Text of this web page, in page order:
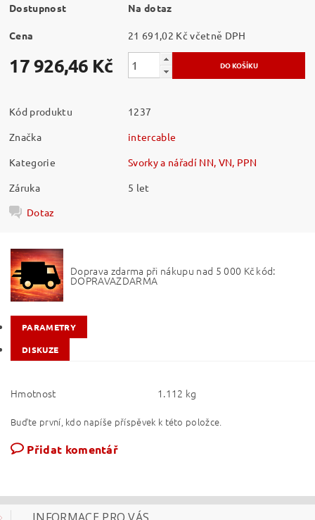
Dostupnost Na dotaz
Cena 21 691,02 Kč včetně DPH
17 926,46 Kč
Kód produktu
1237
Značka
intercable
Kategorie
Svorky a nářadí NN, VN, PPN
Záruka
5 let
Dotaz
Doprava zdarma při nákupu nad 5 000 Kč kód:
DOPRAVAZDARMA
PARAMETRY
DISKUZE
Hmotnost 1.112 kg
Buďte první, kdo napíše příspěvek k této položce.
Přidat komentář